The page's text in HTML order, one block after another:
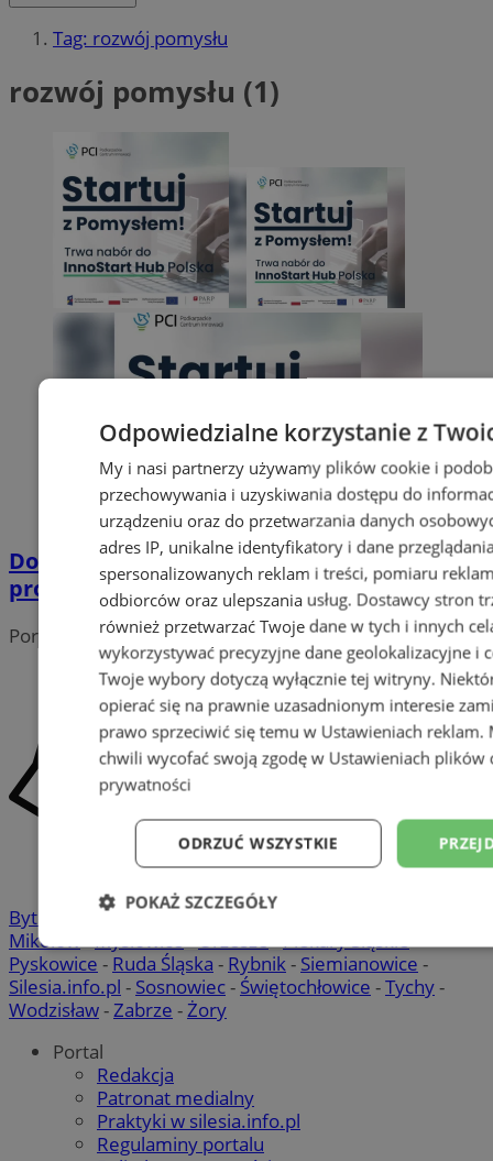
Tag: rozwój pomysłu
rozwój pomysłu (1)
Do 40 000 zł na rozwój pomysłu – aplikuj do
programu InnoStart Hub Polska!
Portal należy do sieci
Bytom Chorzów-Gliwice- Katowice
Mikołów-Mysłowice-Orzesze-Piekary Śląskie-
Pyskowice - Ruda Śląska - Rybnik- Siemianowice -
Silesia.info.pl - Sosnowiec- Świętochłowice -Tychy-
Wodzisław-Zabrze -Żory
Portal
Redakcja
Patronat medialny
Praktyki w silesia.info.pl
Regulaminy portalu
Odpowiedzialne korzystanie z
My i nasi partnerzy używamy plików cookie i
przechowywania i uzyskiwania dostępu do
urządzeniu oraz do przetwarzania danych
adres IP, unikalne identyfikatory i dane
spersonalizowanych reklam i treści, pomiaru
odbiorców oraz ulepszania usług. Dostawcy stron
również przetwarzać Twoje dane w tych i innych
wykorzystywać precyzyjne dane geolokalizacyjne i
Twoje wybory dotyczą wyłącznie tej witryny.
opierać się na prawnie uzasadnionym interesie
prawo sprzeciwić się temu w Ustawieniach reklam.
chwili wycofać swoją zgodę w Ustawieniach plików
prywatności
ODRZUĆ WSZYSTKIE
POKAŻ SZCZEGÓŁY
Niezbędne Wydajność